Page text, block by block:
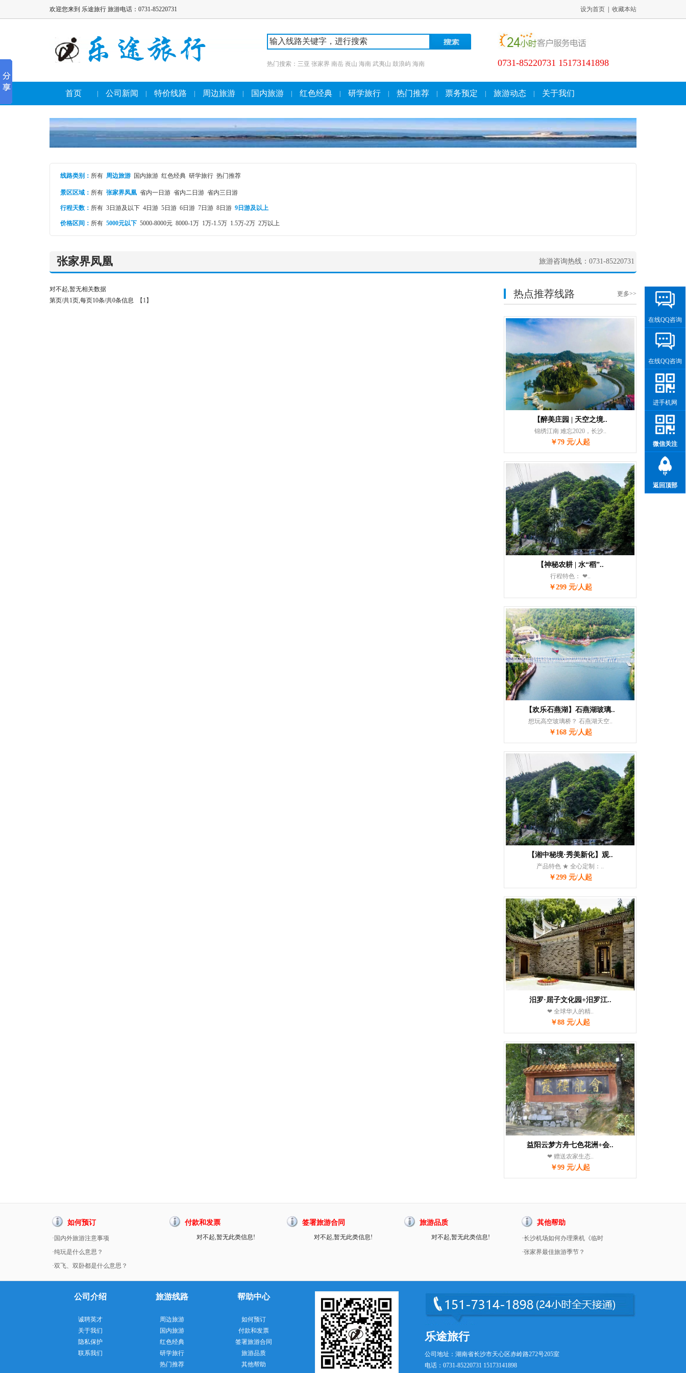
欢迎您来到 乐途旅行 旅游电话：0731-85220731 设为首页 收藏本站
热门搜索： 三亚 张家界 南岳 崀山 海南 武夷山 鼓浪屿 海南 0731-85220731 15173141898
首页 公司新闻 特价线路 周边旅游 国内旅游 红色经典 研学旅行 热门推荐 票务预定 旅游动态 关于我们
线路类别 ： 所有 周边旅游 国内旅游 红色经典 研学旅行 热门推荐
景区区域： 所有 张家界凤凰 省内一日游 省内二日游 省内三日游
行程天数： 所有 3日游及以下 4日游 5日游 6日游 7日游 8日游 9日游及以上
价格区间： 所有 5000元以下 5000-8000元 8000-1万 1万-1.5万 1.5万-2万 2万以上
张家界凤凰 旅游咨询热线：0731-85220731
对不起,暂无相关数据
第页/共1页,每页10条/共0条信息
【1】
热点推荐线路 更多>>
【醉美庄园 | 天空之境..
锦绣江南 难忘2020，长沙..
￥79 元/人起
【神秘农耕 | 水“稻”..
行程特色： ❤..
￥299 元/人起
【欢乐石燕湖】石燕湖玻璃..
想玩高空玻璃桥？ 石燕湖天空..
￥168 元/人起
【湘中秘境·秀美新化】观..
产品特色 ★ 全心定制：..
￥299 元/人起
汨罗·屈子文化园+汨罗江..
❤ 全球华人的精..
￥88 元/人起
益阳云梦方舟七色花洲+会..
❤ 赠送农家生态..
￥99 元/人起
如何预订
·国内外旅游注意事项
·纯玩是什么意思？
·双飞、双卧都是什么意思？
付款和发票
对不起,暂无此类信息!
签署旅游合同
对不起,暂无此类信息!
旅游品质
对不起,暂无此类信息!
其他帮助
·长沙机场如何办理乘机《临时
·张家界最佳旅游季节？
公司介绍
诚聘英才
关于我们
隐私保护
联系我们
旅游线路
周边旅游
国内旅游
红色经典
研学旅行
热门推荐
帮助中心
如何预订
付款和发票
签署旅游合同
旅游品质
其他帮助
乐途旅行
公司地址：湖南省长沙市天心区赤岭路272号205室
电话：0731-85220731 15173141898
在线QQ咨询
在线QQ咨询
进手机网
微信关注
返回顶部